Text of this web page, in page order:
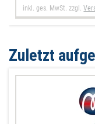
inkl. ges. MwSt. zzgl.
Zuletzt